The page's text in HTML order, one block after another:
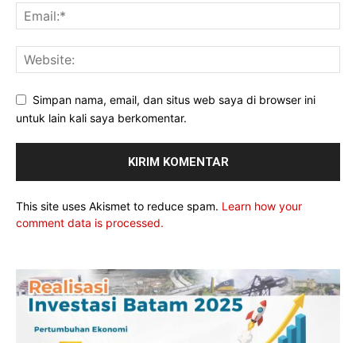
Simpan nama, email, dan situs web saya di browser ini
untuk lain kali saya berkomentar.
This site uses Akismet to reduce spam. Learn how your
comment data is processed.